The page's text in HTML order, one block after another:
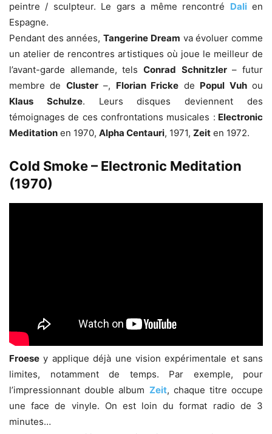
peintre / sculpteur. Le gars a même rencontré Dalien
Espagne.
Pendant des années,Tangerine Dream va évoluer comme
un atelier de rencontres artistiques où joue le meilleur de
l’avant-garde allemande, tels Conrad Schnitzler– futur
membre de Cluster–, Florian Fricke de Popul Vuhou
Klaus Schulze. Leurs disques deviennent des
témoignages de ces confrontations musicales : Electronic
Meditation en 1970, Alpha Centauri, 1971, Zeit en 1972.
Cold Smoke – Electronic Meditation
(1970)
Froese y applique déjà une vision expérimentale et sans
limites, notamment de temps. Par exemple, pour
l’impressionnant double album Zeit, chaque titre occupe
une face de vinyle. On est loin du format radio de 3
minutes…